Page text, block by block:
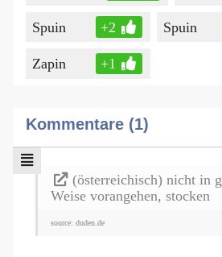
Spuin +2 Spuin
Zapin +1
Kommentare (1)
(österreichisch) nicht in
Weise vorangehen, stocken
source: duden.de